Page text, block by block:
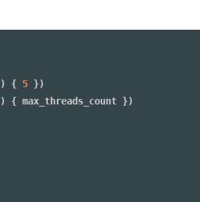
) { 5 })
) { max_threads_count })